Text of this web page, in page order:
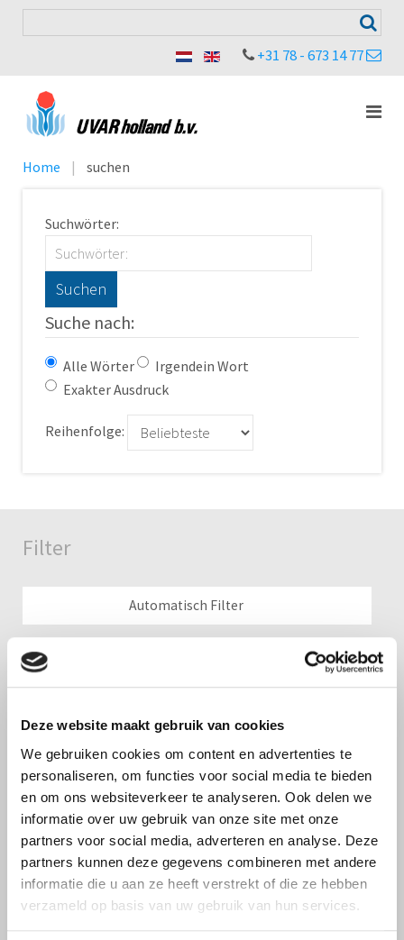
Deze website maakt gebruik van cookies
We gebruiken cookies om content en advertenties te
personaliseren, om functies voor social media te bieden
en om ons websiteverkeer te analyseren. Ook delen we
informatie over uw gebruik van onze site met onze
partners voor social media, adverteren en analyse. Deze
partners kunnen deze gegevens combineren met andere
informatie die u aan ze heeft verstrekt of die ze hebben
verzameld op basis van uw gebruik van hun services.
+31 78 - 673 14 77
Home suchen
Suchwörter:
Suchen
Suche nach:
Alle Wörter
Irgendein Wort
Exakter Ausdruck
Reihenfolge:
Filter
Automatisch Filter
Manuelle Filter
Siebfilter
Scheibenfilter
Zyklonfilter